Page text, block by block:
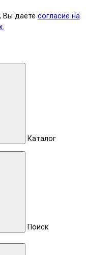
Вы даете согласие на
Каталог
Поиск